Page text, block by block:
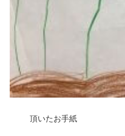
頂いたお手紙